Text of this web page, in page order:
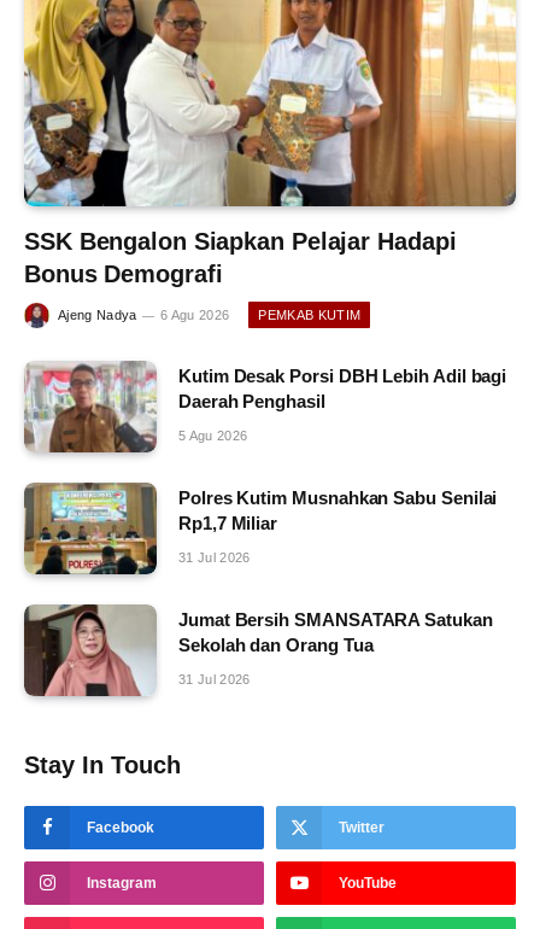
SSK Bengalon Siapkan Pelajar Hadapi
Bonus Demografi
Ajeng Nadya 6 Agu 2026 PEMKAB KUTIM
Kutim Desak Porsi DBH Lebih Adil bagi
Daerah Penghasil
5 Agu 2026
Polres Kutim Musnahkan Sabu Senilai
Rp1,7 Miliar
31 Jul 2026
Jumat Bersih SMANSATARA Satukan
Sekolah dan Orang Tua
31 Jul 2026
Stay In Touch
Facebook Twitter
Instagram YouTube